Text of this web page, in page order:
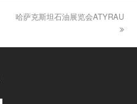
next
哈萨克斯坦石油展览会ATYRAU